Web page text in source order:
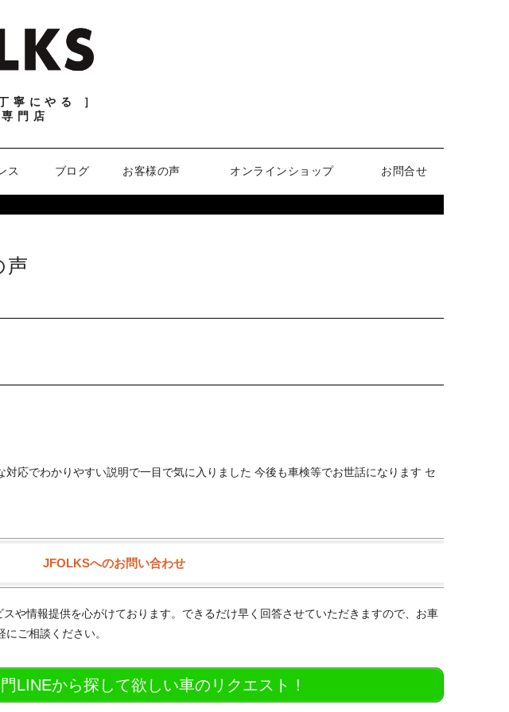
寧にやる ］
門店
ス ブログ お客様の声 オンラインショップ お問合せ
声
応でわかりやすい説明で一目で気に入りました 今後も車検等でお世話になります セ
JFOLKSへのお問い合わせ
や情報提供を心がけております。できるだけ早く回答させていただきますので、お車
ご相談ください。
LINEから探して欲しい車のリクエスト！